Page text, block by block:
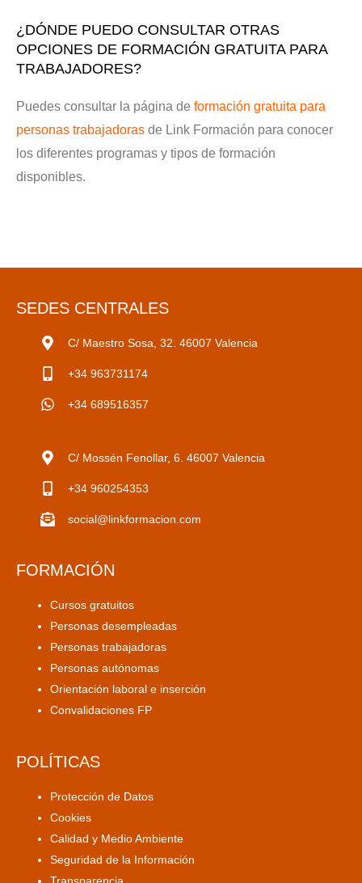
¿DÓNDE PUEDO CONSULTAR OTRAS
OPCIONES DE FORMACIÓN GRATUITA PARA
TRABAJADORES?
Puedes consultar la página de formación gratuita para
personas trabajadoras de Link Formación para conocer
los diferentes programas y tipos de formación
disponibles.
SEDES CENTRALES
C/ Maestro Sosa, 32. 46007 Valencia
+34 963731174
+34 689516357
C/ Mossén Fenollar, 6. 46007 Valencia
+34 960254353
social@linkformacion.com
FORMACIÓN
Cursos gratuitos
Personas desempleadas
Personas trabajadoras
Personas autónomas
Orientación laboral e inserción
Convalidaciones FP
POLÍTICAS
Protección de Datos
Cookies
Calidad y Medio Ambiente
Seguridad de la Información